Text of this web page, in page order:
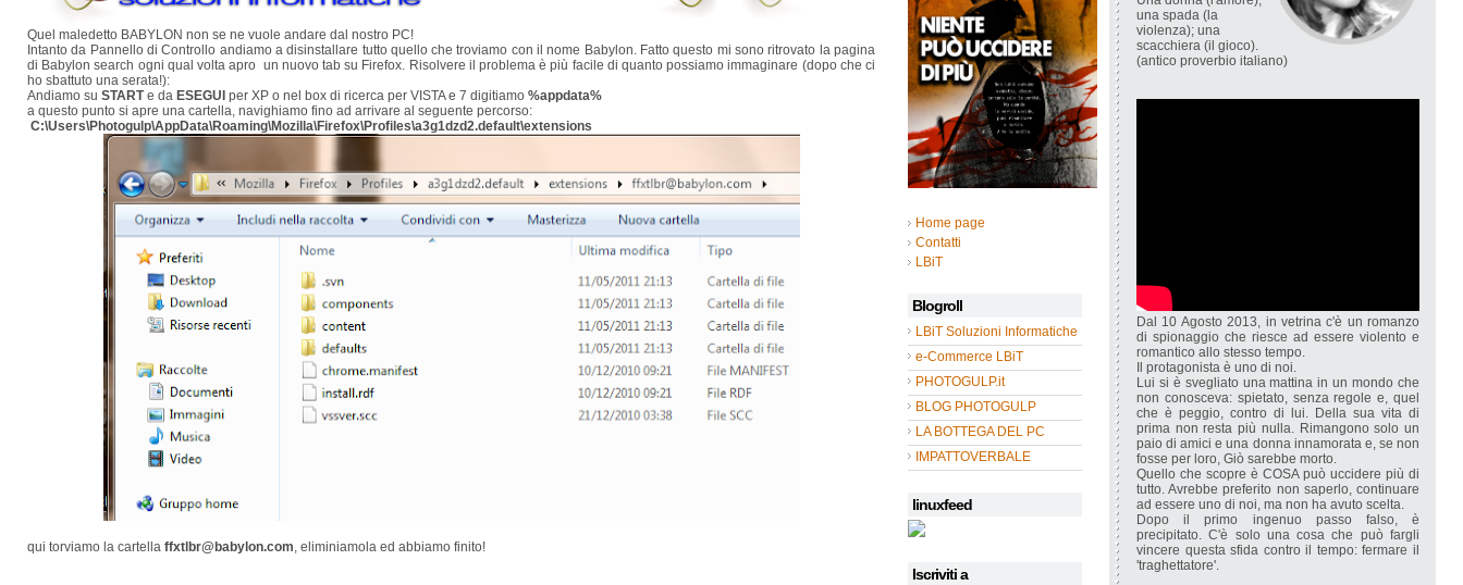
Home page
Contatti
LBiT
Blogroll
LBiT Soluzioni Informatiche
e-Commerce LBiT
PHOTOGULP.it
BLOG PHOTOGULP
LA BOTTEGA DEL PC
IMPATTOVERBALE
linuxfeed
Iscriviti a
una spada (la
violenza); una
scacchiera (il gioco).
(antico proverbio italiano)
Dal 10 Agosto 2013, in vetrina c'è un romanzo
di spionaggio che riesce ad essere violento e
romantico allo stesso tempo.
Il protagonista è uno di noi.
Lui si è svegliato una mattina in un mondo che
non conosceva: spietato, senza regole e, quel
che è peggio, contro di lui. Della sua vita di
prima non resta più nulla. Rimangono solo un
paio di amici e una donna innamorata e, se non
fosse per loro, Giò sarebbe morto.
Quello che scopre è COSA può uccidere più di
tutto. Avrebbe preferito non saperlo, continuare
ad essere uno di noi, ma non ha avuto scelta.
Dopo il primo ingenuo passo falso, è
precipitato. C'è solo una cosa che può fargli
vincere questa sfida contro il tempo: fermare il
'traghettatore'.
Quel maledetto BABYLON non se ne vuole andare dal nostro PC!
Intanto da Pannello di Controllo andiamo a disinstallare tutto quello che troviamo con il nome Babylon. Fatto questo mi sono ritrovato la pagina
di Babylon search ogni qual volta apro un nuovo tab su Firefox. Risolvere il problema è più facile di quanto possiamo immaginare (dopo che ci
ho sbattuto una serata!):
Andiamo su STARTe da ESEGUI per XP o nel box di ricerca per VISTA e 7 digitiamo %appdata%
a questo punto si apre una cartella, navighiamo fino ad arrivare al seguente percorso:
C:\Users\Photogulp\AppData\Roaming\Mozilla\Firefox\Profiles\a3g1dzd2.default\extensions
qui torviamo la cartella ffxtlbr@babylon.com, eliminiamola ed abbiamo finito!